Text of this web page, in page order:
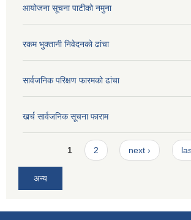
आयोजना सूचना पाटीको नमुना
रकम भुक्तानी निवेदनको ढांचा
सार्वजनिक परिक्षण फारमको ढांचा
खर्च सार्वजनिक सूचना फाराम
Pages1 2 next ›
अन्य